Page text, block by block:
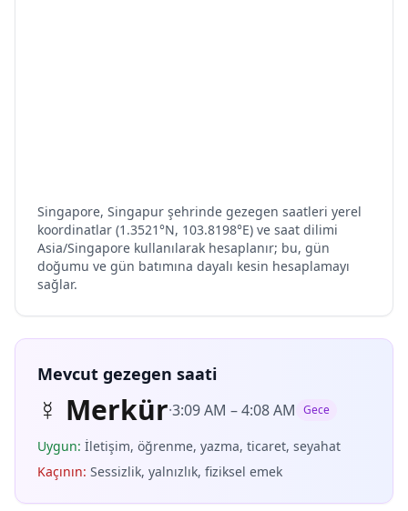
Singapore, Singapur şehrinde gezegen saatleri yerel
koordinatlar (1.3521°N, 103.8198°E) ve saat dilimi
Asia/Singapore kullanılarak hesaplanır; bu, gün
doğumu ve gün batımına dayalı kesin hesaplamayı
sağlar.
Mevcut gezegen saati
☿ Merkür·3:09 AM –4:08 AM Gece
Uygun: İletişim, öğrenme, yazma, ticaret, seyahat
Kaçının: Sessizlik, yalnızlık, fiziksel emek